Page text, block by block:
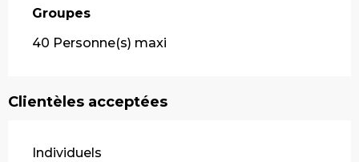
Groupes
Groupes
40 Personne(s) maxi
Clientèles acceptées
Individuels